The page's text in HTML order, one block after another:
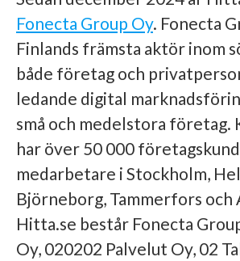
Fonecta Group Oy. Fonecta
Finlands främsta aktör inom
både företag och
ledande digital
små och medelstora företag.
har över 50 000
medarbetare i Stockholm,
Björneborg, Tammerfors
Hitta.se består Fonecta
Oy, 020202 Palvelut Oy, 02